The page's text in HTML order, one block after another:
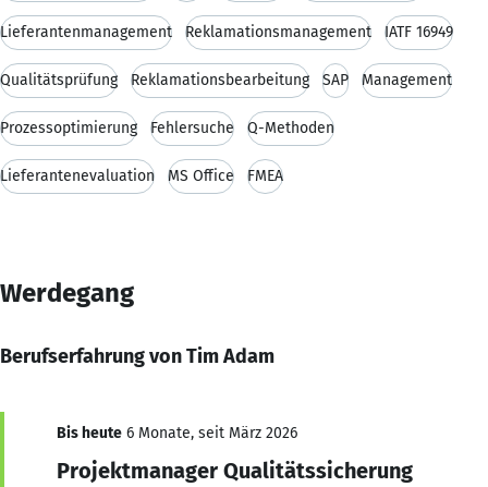
Lieferantenmanagement Reklamationsmanagement IATF 16949
Qualitätsprüfung Reklamationsbearbeitung SAP Management
Prozessoptimierung Fehlersuche Q-Methoden
Lieferantenevaluation MS Office FMEA
Werdegang
Berufserfahrung von Tim Adam
Bis heute 6 Monate, seit März 2026
Projektmanager Qualitätssicherung